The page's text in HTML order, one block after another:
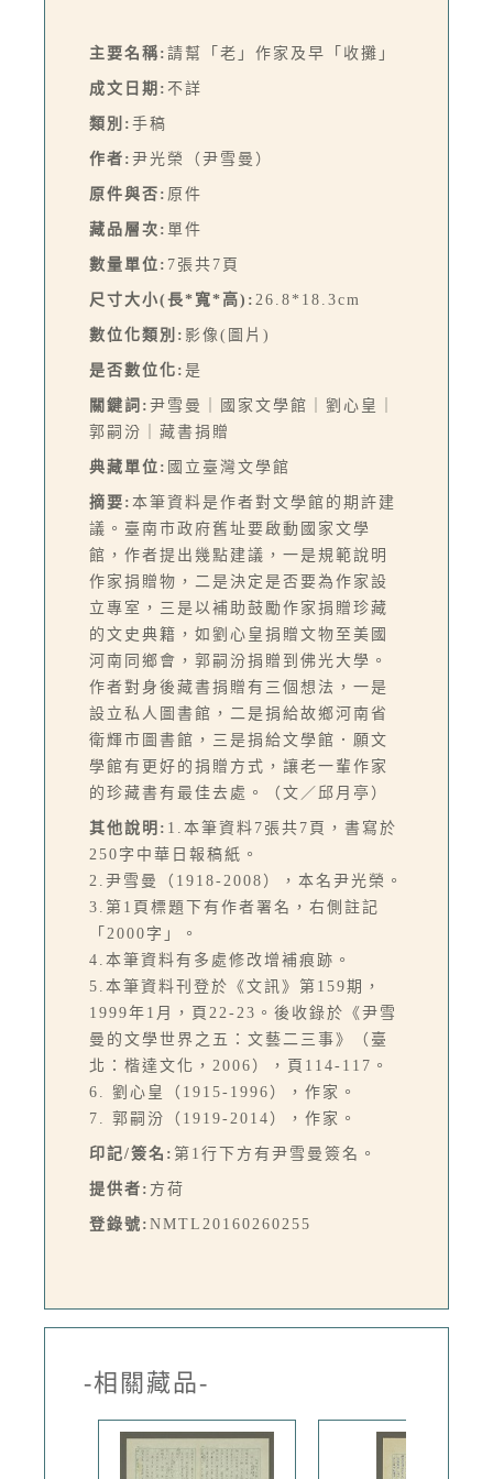
主要名稱: 請幫「老」作家及早「收攤」
成文日期: 不詳
類別: 手稿
作者: 尹光榮（尹雪曼）
原件與否: 原件
藏品層次: 單件
數量單位: 7張共7頁
尺寸大小(長*寬*高): 26.8*18.3cm
數位化類別: 影像(圖片)
是否數位化: 是
關鍵詞: 尹雪曼｜國家文學館｜劉心皇｜
郭嗣汾｜藏書捐贈
典藏單位: 國立臺灣文學館
摘要: 本筆資料是作者對文學館的期許建
議。臺南市政府舊址要啟動國家文學
館，作者提出幾點建議，一是規範說明
作家捐贈物，二是決定是否要為作家設
立專室，三是以補助鼓勵作家捐贈珍藏
的文史典籍，如劉心皇捐贈文物至美國
河南同鄉會，郭嗣汾捐贈到佛光大學。
作者對身後藏書捐贈有三個想法，一是
設立私人圖書館，二是捐給故鄉河南省
衛輝市圖書館，三是捐給文學館．願文
學館有更好的捐贈方式，讓老一輩作家
的珍藏書有最佳去處。（文／邱月亭）
其他說明: 1.本筆資料7張共7頁，書寫於
250字中華日報稿紙。
2.尹雪曼（1918-2008），本名尹光榮。
3.第1頁標題下有作者署名，右側註記
「2000字」。
4.本筆資料有多處修改增補痕跡。
5.本筆資料刊登於《文訊》第159期，
1999年1月，頁22-23。後收錄於《尹雪
曼的文學世界之五：文藝二三事》（臺
北：楷達文化，2006），頁114-117。
6. 劉心皇（1915-1996），作家。
7. 郭嗣汾（1919-2014），作家。
印記/簽名: 第1行下方有尹雪曼簽名。
提供者: 方荷
登錄號: NMTL20160260255
-相關藏品-